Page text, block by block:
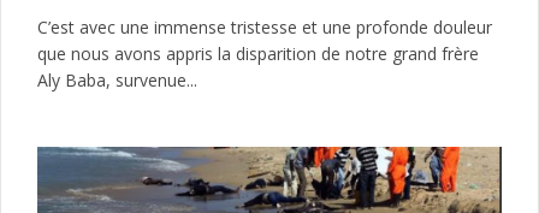
C’est avec une immense tristesse et une profonde douleur
que nous avons appris la disparition de notre grand frère
Aly Baba, survenue...